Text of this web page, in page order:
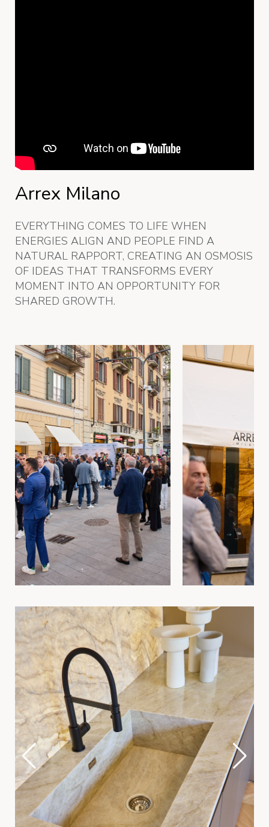
Arrex Milano
EVERYTHING COMES TO LIFE WHEN
ENERGIES ALIGN AND PEOPLE FIND A
NATURAL RAPPORT, CREATING AN OSMOSIS
OF IDEAS THAT TRANSFORMS EVERY
MOMENT INTO AN OPPORTUNITY FOR
SHARED GROWTH.